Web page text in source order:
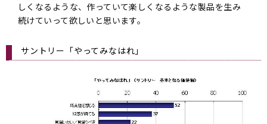
しくなるような、作っていて楽しくなるような製品を生み
続けていって欲しいと思います。
サントリー「やってみなはれ」